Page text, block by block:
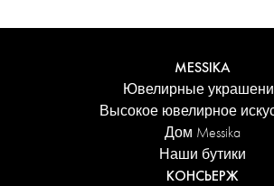
MESSIKA
Ювелирные
Высокое ювелирное
Дом Messika
Наши бутики
КОНСЬЕРЖ